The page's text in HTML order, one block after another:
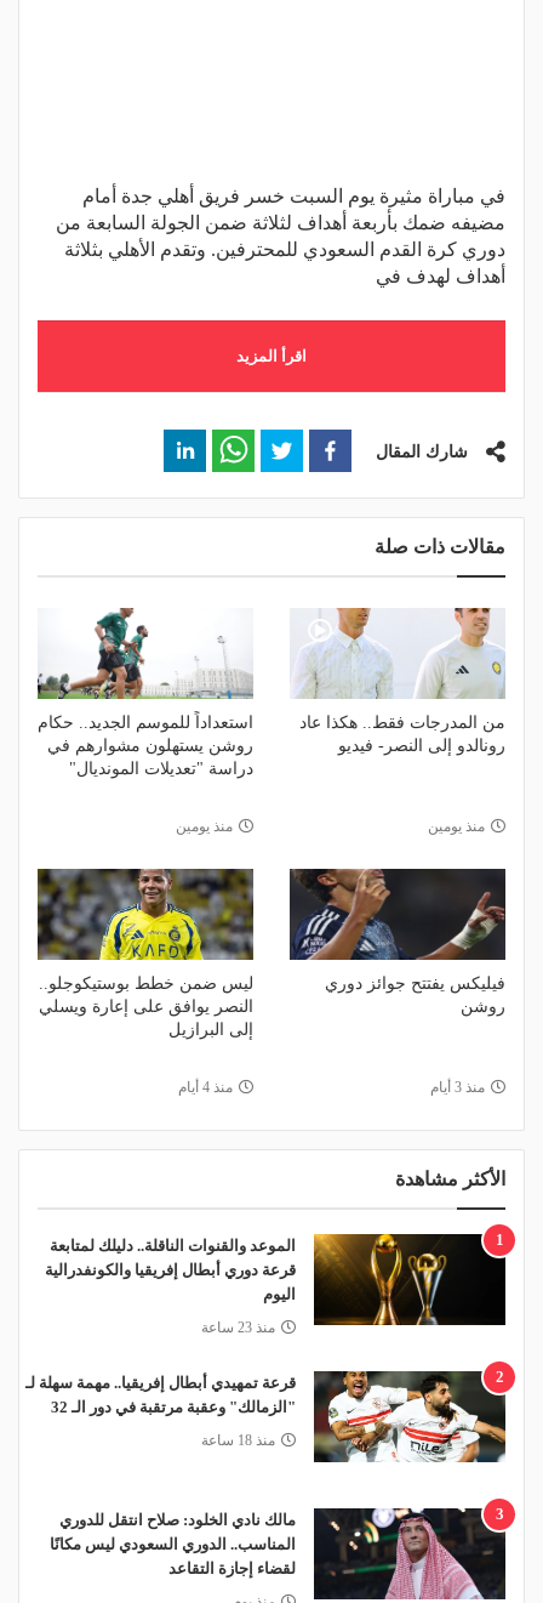
في مباراة مثيرة يوم السبت خسر فريق أهلي جدة أمام
مضيفه ضمك بأربعة أهداف لثلاثة ضمن الجولة السابعة من
دوري كرة القدم السعودي للمحترفين. وتقدم الأهلي بثلاثة
أهداف لهدف في
اقرأ المزيد
شارك المقال
مقالات ذات صلة
من المدرجات فقط.. هكذا عاد
رونالدو إلى النصر- فيديو
منذ يومين
استعداداً للموسم الجديد.. حكام
روشن يستهلون مشوارهم في
دراسة "تعديلات المونديال"
منذ يومين
فيليكس يفتتح جوائز دوري
روشن
منذ 3 أيام
ليس ضمن خطط بوستيكوجلو..
النصر يوافق على إعارة ويسلي
إلى البرازيل
منذ 4 أيام
الأكثر مشاهدة
1
الموعد والقنوات الناقلة.. دليلك لمتابعة
قرعة دوري أبطال إفريقيا والكونفدرالية
اليوم
منذ 23 ساعة
2
قرعة تمهيدي أبطال إفريقيا.. مهمة سهلة لـ
"الزمالك" وعقبة مرتقبة في دور الـ 32
منذ 18 ساعة
3
مالك نادي الخلود: صلاح انتقل للدوري
المناسب.. الدوري السعودي ليس مكانًا
لقضاء إجازة التقاعد